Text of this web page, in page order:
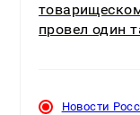
провел один
Новости